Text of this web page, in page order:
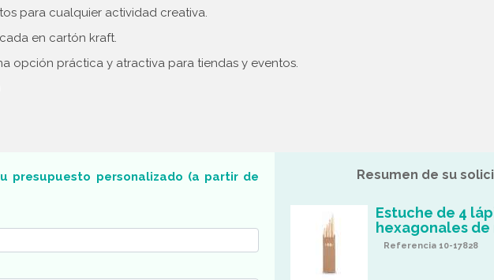
para cualquier actividad creativa.
en cartón kraft.
opción práctica y atractiva para tiendas y eventos.
presupuesto personalizado (a partir de
Resumen de su
Estuche de 4
hexagonales de
Referencia 10-17828